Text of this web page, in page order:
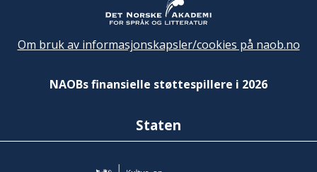
Om bruk av informasjonskapsler/cookies på naob.no
NAOBs finansielle støttespillere i 2026
Staten